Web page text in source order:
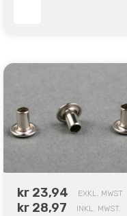
kr 23,94 EXKL. MWST
kr 28,97 INKL. MWST.